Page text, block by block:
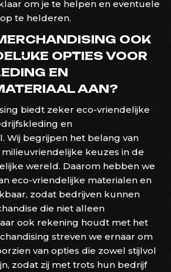
om je te helpen en eventuele
te helderen.
OOK
OPTIES VOOR
EN
AAN?
biedt zeker eco-vriendelijke
en
Wij begrijpen het belang van
keuzes in de
wereld. Daarom hebben we
eco-vriendelijke materialen en
zodat bedrijven kunnen
die niet alleen
ook rekening houdt met het
streven we ernaar om
van opties die zowel stijlvol
zodat zij met trots hun bedrijf